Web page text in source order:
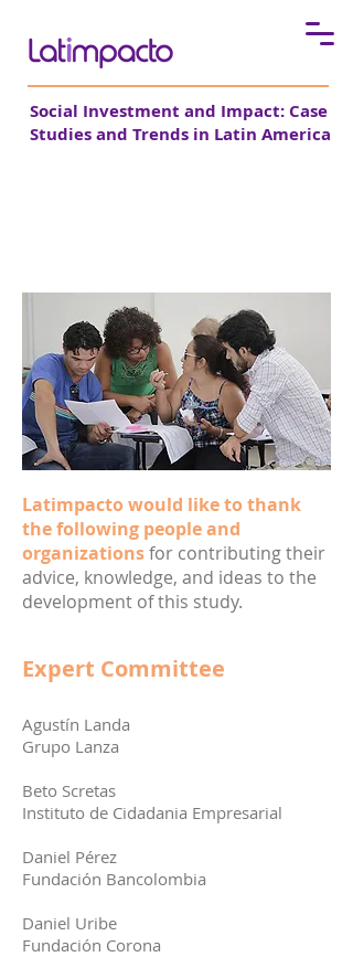
Social Investment and Impact: Case
Studies and Trends in Latin America
Latimpacto would like to thank
the following people and
organizationsfor contributing their
advice, knowledge, and ideas to the
development of this study.
Expert Committee
Agustín Landa
Grupo Lanza
Beto Scretas
Instituto de Cidadania Empresarial
Daniel Pérez
Fundación Bancolombia
Daniel Uribe
Fundación Corona